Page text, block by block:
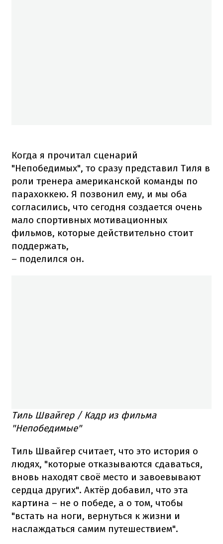
Когда я прочитал сценарий
"Непобедимых", то сразу представил Тиля в
роли тренера американской команды по
парахоккею. Я позвонил ему, и мы оба
согласились, что сегодня создается очень
мало спортивных мотивационных
фильмов, которые действительно стоит
поддержать,
– поделился он.
Тиль Швайгер / Кадр из фильма
"Непобедимые"
Тиль Швайгер считает, что это история о
людях, "которые отказываются сдаваться,
вновь находят своё место и завоевывают
сердца других". Актёр добавил, что эта
картина – не о победе, а о том, чтобы
"встать на ноги, вернуться к жизни и
наслаждаться самим путешествием".